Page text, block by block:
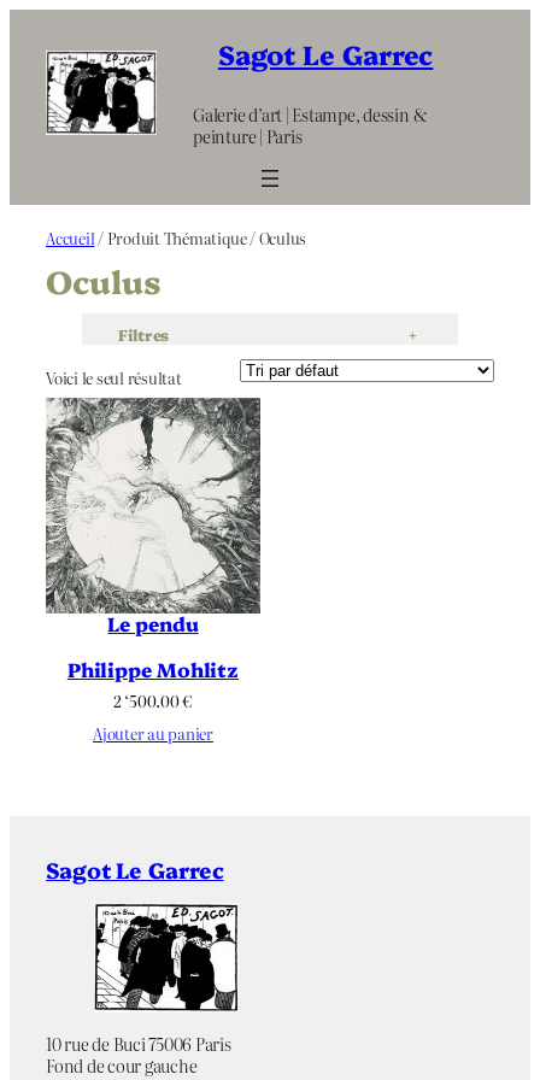
contenu
Sagot Le Garrec
Galerie d’art | Estampe, dessin &
peinture | Paris
Accueil / Produit Thématique / Oculus
Oculus
Filtres +
Voici le seul résultat
Le pendu
Philippe Mohlitz
2 ‘500.00€
Ajouter au panier
Sagot Le Garrec
10 rue de Buci 75006 Paris
Fond de cour gauche